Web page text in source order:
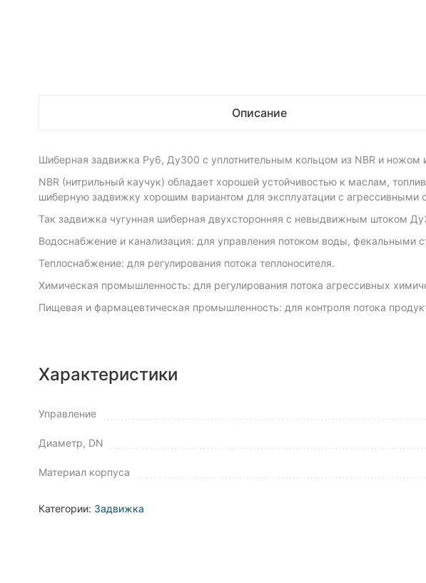
Описание
Шиберная задвижка Ру6, Ду300 с уплотнительным кольцом из NBR и
NBR (нитрильный каучук) обладает хорошей устойчивостью к маслам,
шиберную задвижку хорошим вариантом для эксплуатации с агрессивными
Так задвижка чугунная шиберная двухсторонняя с невыдвижным штоком
Водоснабжение и канализация: для управления потоком воды, фекальными
Теплоснабжение: для регулирования потока теплоносителя.
Химическая промышленность: для регулирования потока агрессивных
Пищевая и фармацевтическая промышленность: для контроля потока
Характеристики
Управление
Диаметр, DN
Материал корпуса
Категории: Задвижка